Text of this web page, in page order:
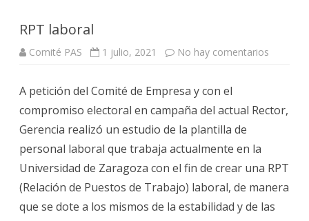
RPT laboral
Comité PAS 1 julio, 2021 No hay comentarios
a
A petición del Comité de Empresa y con el
compromiso electoral en campaña del actual Rector,
Gerencia realizó un estudio de la plantilla de
personal laboral que trabaja actualmente en la
Universidad de Zaragoza con el fin de crear una RPT
(Relación de Puestos de Trabajo) laboral, de manera
que se dote a los mismos de la estabilidad y de las